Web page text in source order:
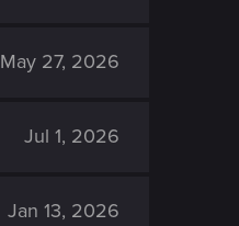
May 27, 2026
Jul 1, 2026
Jan 13, 2026